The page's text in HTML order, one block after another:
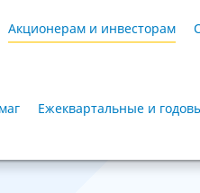
Акционерам и инвесторам
Ежеквартальные и